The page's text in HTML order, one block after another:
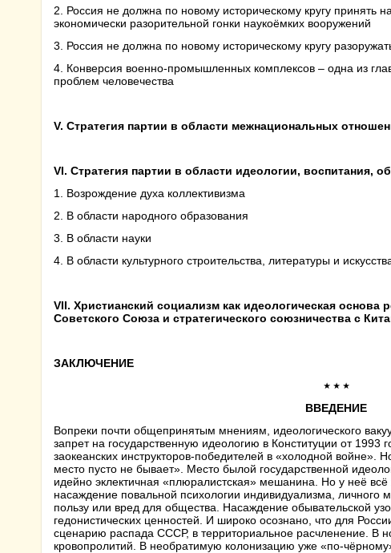
2. Россия не должна по новому историческому кругу принять
экономически разорительной гонки наукоёмких вооружений
3. Россия не должна по новому историческому кругу
4. Конверсия военно-промышленных комплексов – одна из
проблем человечества
V. Стратегия партии в области межнациональных
VI. Стратегия партии в области идеологии, воспитания,
1. Возрождение духа коллективизма
2. В области народного образования
3. В области науки
4. В области культурного строительства, литературы и
VII. Христианский социализм как идеологическая основа
Советского Союза и стратегического союзничества с
ЗАКЛЮЧЕНИЕ
٭ ٭ ٭
ВВЕДЕНИЕ
Вопреки почти общепринятым мнениям, идеологического
запрет на государственную идеологию в Конституции от 1993
заокеанских инструкторов-победителей в «холодной войне».
место пусто не бывает». Место былой государственной
идейно эклектичная «плюралистская» мешанина. Но у неё
насаждение повальной психологии индивидуализма, личного
пользу или вред для общества. Насаждение обывательской
гедонистических ценностей. И широко осознано, что для
сценарию распада СССР, в территориальное расчленение. В
кровопролитий. В необратимую колонизацию уже «по-